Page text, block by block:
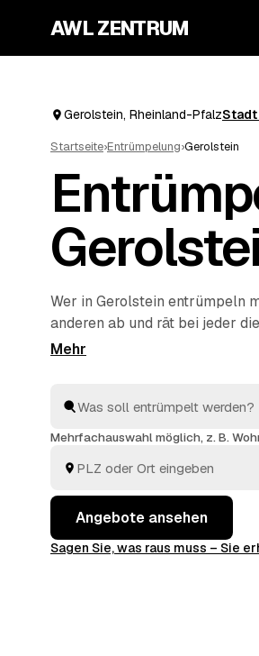
AWL ZENTRUM
Gerolstein, Rheinland-Pfalz
Startseite›Entrümpelung›Gerolstein
Wer in Gerolstein entrümpeln
anderen ab und rät bei jeder
Vorhaben ein einziges Mal –
welches passt. Beauftragt
Mehrfachauswahl möglich, z. B.
Angebote ansehen
Sagen Sie, was raus muss – Sie